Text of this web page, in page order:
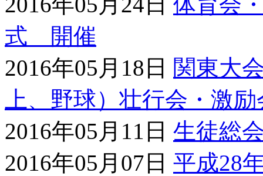
式 開催
2016年05月18日 関東大
上、野球）壮行会・激
2016年05月11日 生徒総
2016年05月07日 平成28